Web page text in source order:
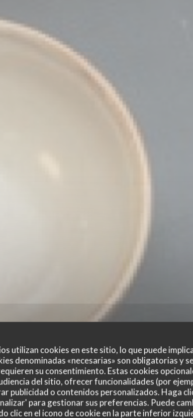
utilizan cookies en este sitio, lo que puede
denominadas «necesarias» son obligatorias y
su consentimiento. Estas cookies
del sitio, ofrecer funcionalidades (por
publicidad o contenidos personalizados. Haga
para gestionar sus preferencias. Puede
clic en el icono de cookie en la parte inferior